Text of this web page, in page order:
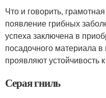
Что и говорить,
появление грибных
успеха заключена в
посадочного материала в
проявляют устойчивость
Серая гниль